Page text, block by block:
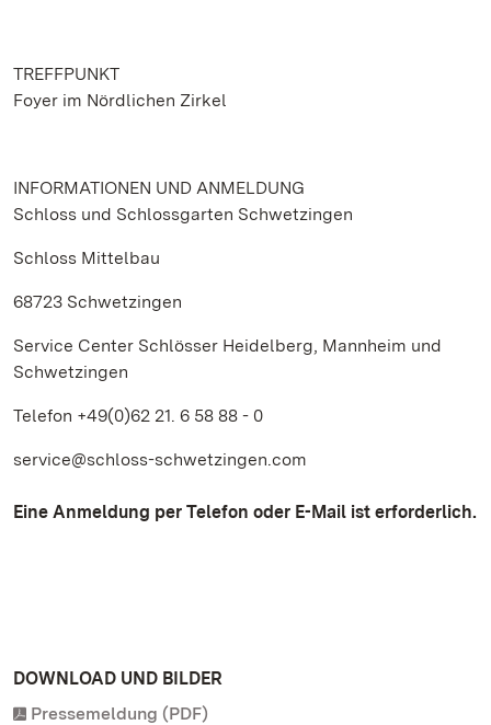
TREFFPUNKT
Foyer im Nördlichen Zirkel
INFORMATIONEN UND ANMELDUNG
Schloss und Schlossgarten Schwetzingen
Schloss Mittelbau
68723 Schwetzingen
Service Center Schlösser Heidelberg, Mannheim und
Schwetzingen
Telefon +49(0)62 21. 6 58 88 - 0
service@schloss-schwetzingen.com
Eine Anmeldung per Telefon oder E-Mail ist erforderlich.
DOWNLOAD UND BILDER
Pressemeldung (PDF)